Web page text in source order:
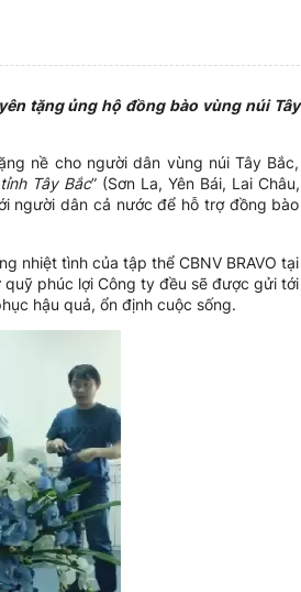
tặng ủng hộ đồng bào vùng núi Tây
nề cho người dân vùng núi Tây Bắc,
Tây Bắc” (Sơn La, Yên Bái, Lai Châu,
người dân cả nước để hỗ trợ đồng bào
nhiệt tình của tập thể CBNV BRAVO tại
phúc lợi Công ty đều sẽ được gửi tới
hậu quả, ổn định cuộc sống.